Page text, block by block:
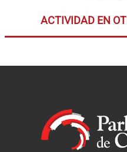
ACTIVIDAD EN